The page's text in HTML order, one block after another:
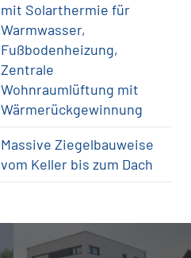
mit Solarthermie für
Warmwasser,
Fußbodenheizung,
Zentrale
Wohnraumlüftung mit
Wärmerückgewinnung
Massive Ziegelbauweise
vom Keller bis zum Dach